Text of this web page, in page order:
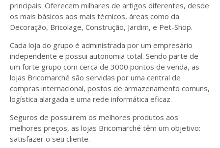
principais. Oferecem milhares de artigos diferentes, desde
os mais básicos aos mais técnicos, áreas como da
Decoração, Bricolage, Construção, Jardim, e Pet-Shop.
Cada loja do grupo é administrada por um empresário
independente e possui autonomia total. Sendo parte de
um forte grupo com cerca de 3000 pontos de venda, as
lojas Bricomarché são servidas por uma central de
compras internacional, postos de armazenamento comuns,
logística alargada e uma rede informática eficaz.
Seguros de possuirem os melhores produtos aos
melhores preços, as lojas Bricomarché têm um objetivo:
satisfazer o seu cliente.